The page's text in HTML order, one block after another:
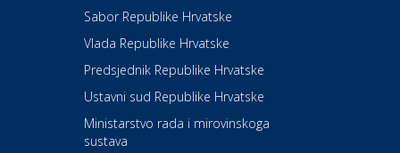
Kultura i edukacija
Kazalište Kerempuh
Kultura i edukacija
Kazalište ZKM
Sabor Republike Hrvatske
Vlada Republike Hrvatske
Predsjednik Republike Hrvatske
Ustavni sud Republike Hrvatske
Ministarstvo rada i mirovinskoga
sustava